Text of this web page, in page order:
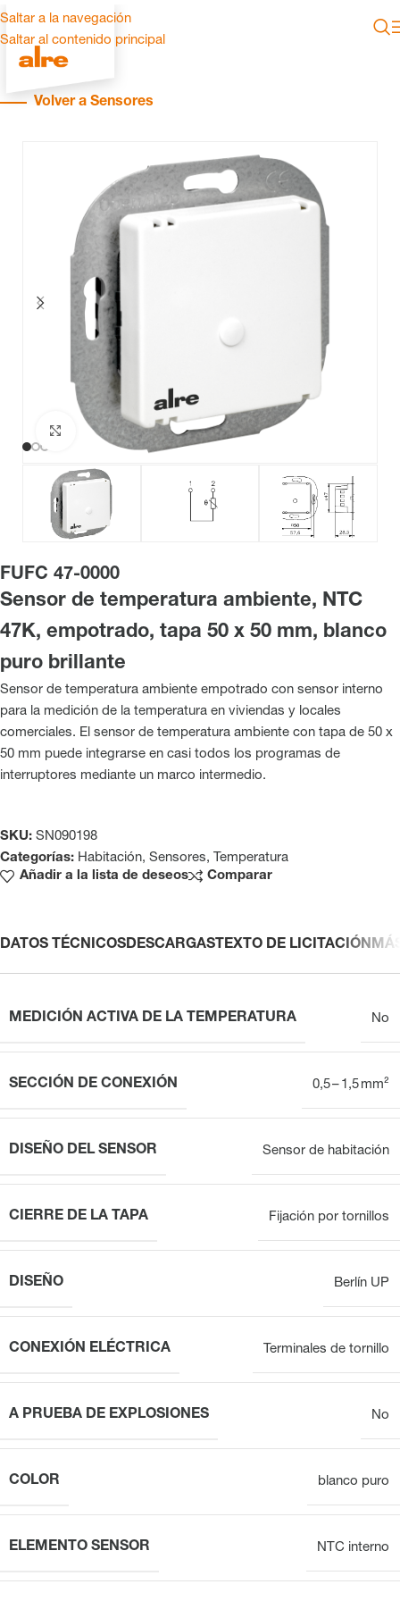
Saltar a la navegación
Saltar al contenido principal
Volver a Sensores
FUFC 47-0000
Sensor de temperatura ambiente, NTC
47K, empotrado, tapa 50 x 50 mm, blanco
puro brillante
Sensor de temperatura ambiente empotrado con sensor interno
para la medición de la temperatura en viviendas y locales
comerciales. El sensor de temperatura ambiente con tapa de 50 x
50 mm puede integrarse en casi todos los programas de
interruptores mediante un marco intermedio.
SKU: SN090198
Categorías: Habitación, Sensores, Temperatura
Añadir a la lista de deseos
Comparar
Haga clic para ampliar
DATOS TÉCNICOSDESCARGASTEXTO DE LICITACIÓN
MEDICIÓN ACTIVA DE LA TEMPERATURA No
SECCIÓN DE CONEXIÓN 0,5 – 1,5 mm²
DISEÑO DEL SENSOR Sensor de habitación
CIERRE DE LA TAPA Fijación por tornillos
DISEÑO Berlín UP
CONEXIÓN ELÉCTRICA Terminales de tornillo
A PRUEBA DE EXPLOSIONES No
COLOR blanco puro
ELEMENTO SENSOR NTC interno